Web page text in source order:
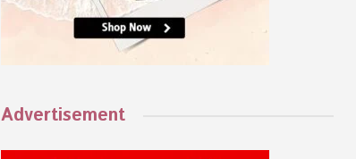
Advertisement